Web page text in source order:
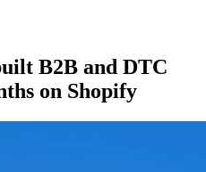
B2B and DTC
on Shopify